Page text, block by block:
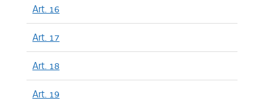
Art. 16
Art. 17
Art. 18
Art. 19